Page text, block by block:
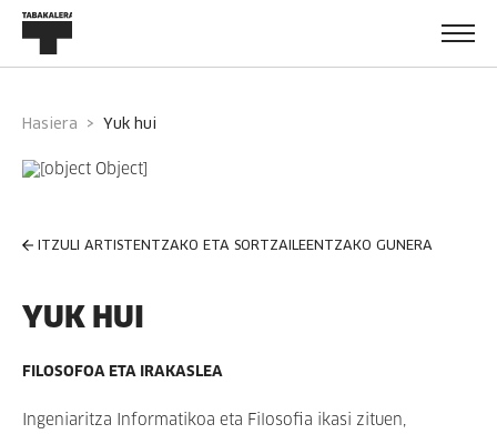
Hasiera yuk hui
ITZULI ARTISTENTZAKO ETA SORTZAILEENTZAKO GUNERA
YUK HUI
FILOSOFOA ETA IRAKASLEA
Ingeniaritza Informatikoa eta Filosofia ikasi zituen,